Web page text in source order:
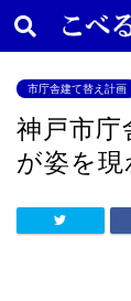
市庁舎建て替え計画
神戸市庁
が姿を現